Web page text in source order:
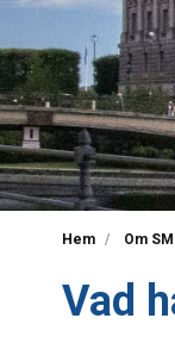
Hem Om
Vad